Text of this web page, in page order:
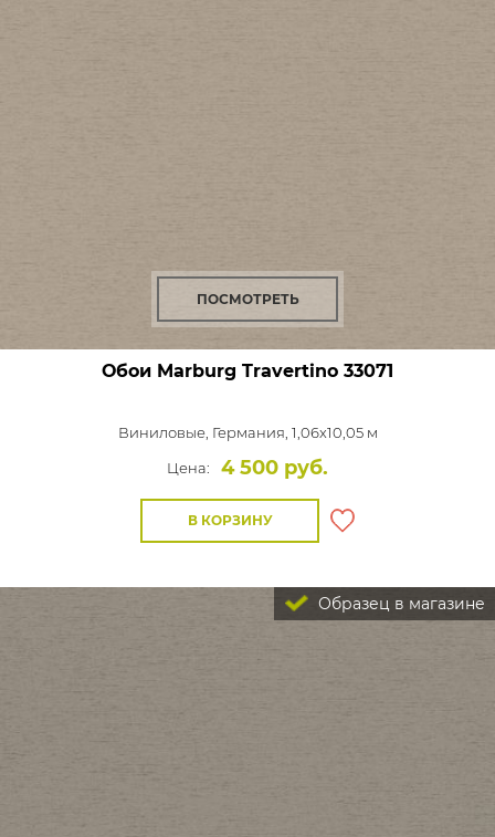
ПОСМОТРЕТЬ
Обои Marburg Travertino 33071
Виниловые, Германия, 1,06x10,05 м
Цена:
4 500 руб.
В КОРЗИНУ
Образец в магазине